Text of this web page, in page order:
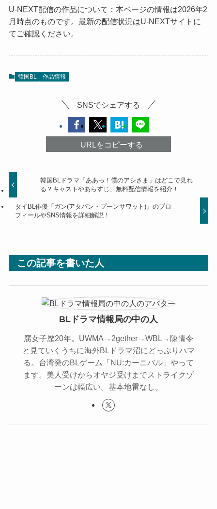
U-NEXT配信の作品について：本ページの情報は2026年2
月時点のものです。最新の配信状況はU-NEXTサイトに
てご確認ください。
韓国BL 作品情報
SNSでシェアする
URLをコピーする
韓国BLドラマ「ああっ！僕のアシさま」はどこで見れ
る？キャストやあらすじ、無料配信情報を紹介！
タイBL俳優「ガン(アタパン・プーンサワット)」のプロ
フィールやSNS情報を詳細解説！
この記事を書いた人
BLドラマ情報局の中の人
腐女子歴20年。UWMA→2gether→WBL→陳情令
と見ていくうちに海外BLドラマ沼にどっぷりハマ
る。台湾発のBLゲーム「NU:カーニバル」やって
ます。美人受けからオヤジ受けまでストライクゾ
ーンは幅広い。基本地雷なし。